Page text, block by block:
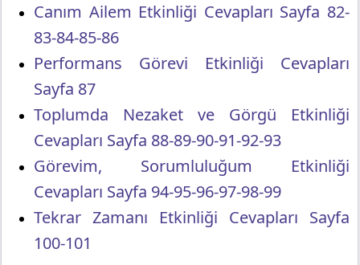
Canım Ailem Etkinliği Cevapları Sayfa 82-
83-84-85-86
Performans Görevi Etkinliği Cevapları
Sayfa 87
Toplumda Nezaket ve Görgü Etkinliği
Cevapları Sayfa 88-89-90-91-92-93
Görevim, Sorumluluğum Etkinliği
Cevapları Sayfa 94-95-96-97-98-99
Tekrar Zamanı Etkinliği Cevapları Sayfa
100-101